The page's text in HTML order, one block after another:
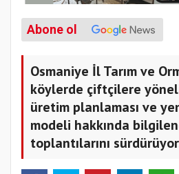
Abone ol
Osmaniye İl Tarım ve
köylerde çiftçilere
üretim planlaması ve
modeli hakkında
toplantılarını